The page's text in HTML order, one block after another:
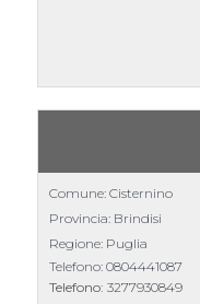
Comune: Cisternino
Provincia: Brindisi
Regione: Puglia
Telefono: 0804441087
Telefono: 3277930849